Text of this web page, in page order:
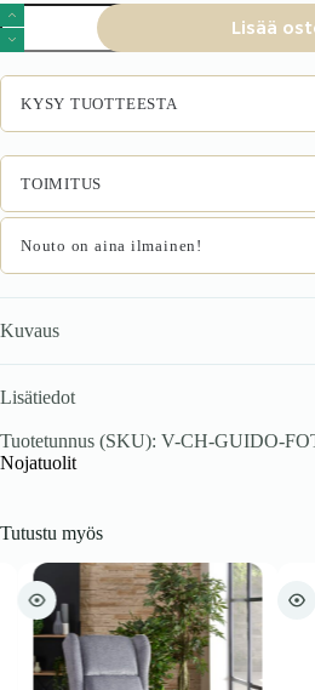
GIDOR
nojatuoli,
harmaa
määrä
Lisää
KYSY TUOTTEESTA
TOIMITUS
Nouto on aina ilmainen!
Kuvaus
Lisätiedot
Tuotetunnus (SKU): V-CH-GUIDO-
Nojatuolit
Tutustu myös